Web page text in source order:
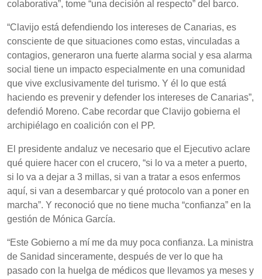
colaborativa”, tome “una decisión al respecto” del barco.
“Clavijo está defendiendo los intereses de Canarias, es
consciente de que situaciones como estas, vinculadas a
contagios, generaron una fuerte alarma social y esa alarma
social tiene un impacto especialmente en una comunidad
que vive exclusivamente del turismo. Y él lo que está
haciendo es prevenir y defender los intereses de Canarias”,
defendió Moreno. Cabe recordar que Clavijo gobierna el
archipiélago en coalición con el PP.
El presidente andaluz ve necesario que el Ejecutivo aclare
qué quiere hacer con el crucero, “si lo va a meter a puerto,
si lo va a dejar a 3 millas, si van a tratar a esos enfermos
aquí, si van a desembarcar y qué protocolo van a poner en
marcha”. Y reconoció que no tiene mucha “confianza” en la
gestión de Mónica García.
“Este Gobierno a mí me da muy poca confianza. La ministra
de Sanidad sinceramente, después de ver lo que ha
pasado con la huelga de médicos que llevamos ya meses y